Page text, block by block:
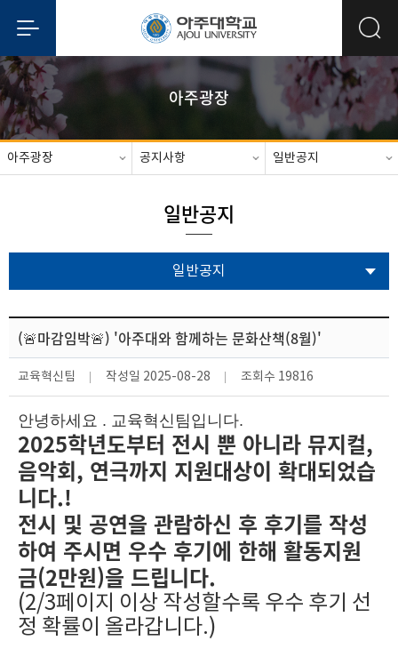
아주광장
아주광장 공지사항 일반공지
일반공지
일반공지
(🚨마감임박🚨) '아주대와 함께하는 문화산책(8월)'
교육혁신팀 작성일 2025-08-28 조회수 19816
안녕하세요 . 교육혁신팀입니다.
2025학년도부터 전시 뿐 아니라 뮤지컬,
음악회, 연극까지 지원대상이 확대되었습
니다.!
전시 및 공연을 관람하신 후 후기를 작성
하여 주시면 우수 후기에 한해 활동지원
금(2만원)을 드립니다.
(2/3페이지 이상 작성할수록 우수 후기 선
정 확률이 올라갑니다.)